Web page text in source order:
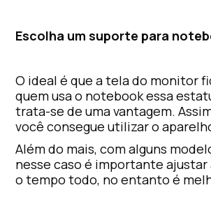
Escolha um suporte para
O ideal é que a tela do monitor
quem usa o notebook essa
trata-se de uma vantagem.
você consegue utilizar o
Além do mais, com alguns
nesse caso é importante
o tempo todo, no entanto é